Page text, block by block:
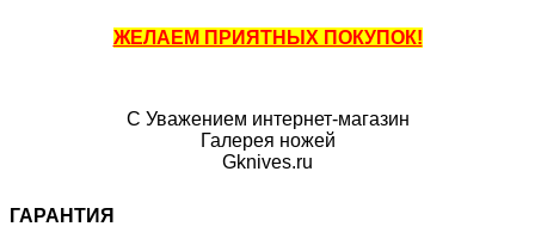
ЖЕЛАЕМ ПРИЯТНЫХ ПОКУПОК!
С Уважением интернет-магазин
Галерея ножей
Gknives.ru
ГАРАНТИЯ